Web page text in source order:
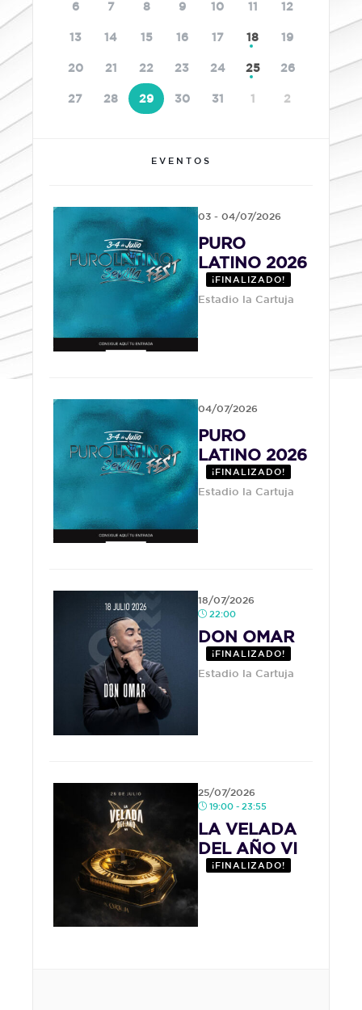
6 7 8 9 10 11 12
13 14 15 16 17 18 19
20 21 22 23 24 25 26
27 28 29 30 31 1 2
EVENTOS
03 - 04/07/2026
PURO
LATINO 2026
¡FINALIZADO!
Estadio la Cartuja
04/07/2026
PURO
LATINO 2026
¡FINALIZADO!
Estadio la Cartuja
18/07/2026
22:00
DON OMAR
¡FINALIZADO!
Estadio la Cartuja
25/07/2026
19:00 - 23:55
LA VELADA
DEL AÑO VI
¡FINALIZADO!